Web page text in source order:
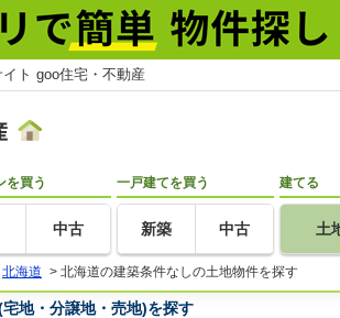
ト goo住宅・不動産
を買う
中古
一戸建てを買う
新築 中古
建てる
土
北海道 > 北海道の建築条件なしの土地物件を探す
地・分譲地・売地)を探す